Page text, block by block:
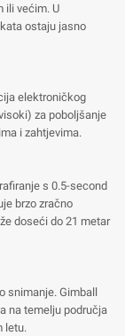
ili većim. U
ostaju jasno
elektroničkog
za poboljšanje
i zahtjevima.
s 0.5-second
brzo zračno
doseći do 21 metar
snimanje. Gimball
na temelju područja
letu.